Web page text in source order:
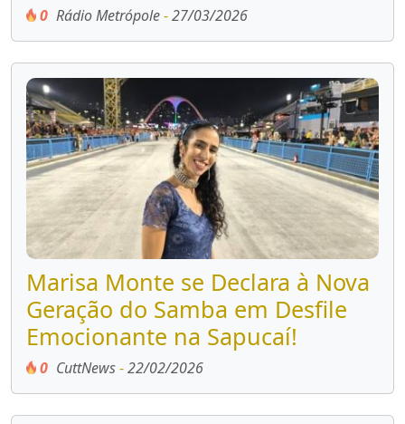
0 Rádio Metrópole-27/03/2026
Marisa Monte se Declara à Nova
Geração do Samba em Desfile
Emocionante na Sapucaí!
0 CuttNews-22/02/2026